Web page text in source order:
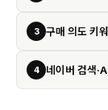
3 구매 의도 키
4 네이버 검색